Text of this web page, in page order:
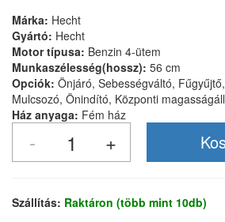
Márka: Hecht
Gyártó: Hecht
Motor típusa: Benzin 4-ütem
Munkaszélesség(hossz): 56 cm
Opciók: Önjáró, Sebességváltó,
Mulcsozó, Önindító, Központi
Ház anyaga: Fém ház
Szállítás: Raktáron (több mint 10db)